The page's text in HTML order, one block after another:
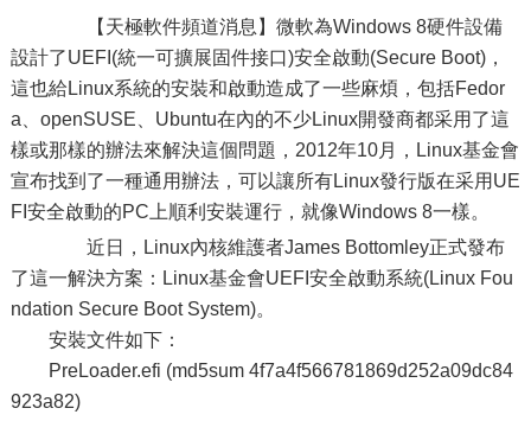
【天極軟件頻道消息】微軟為Windows 8硬件設備
設計了UEFI(統一可擴展固件接口)安全啟動(Secure Boot)，
這也給Linux系統的安裝和啟動造成了一些麻煩，包括Fedor
a、openSUSE、Ubuntu在內的不少Linux開發商都采用了這
樣或那樣的辦法來解決這個問題，2012年10月，Linux基金會
宣布找到了一種通用辦法，可以讓所有Linux發行版在采用UE
FI安全啟動的PC上順利安裝運行，就像Windows 8一樣。
近日，Linux內核維護者James Bottomley正式發布
了這一解決方案：Linux基金會UEFI安全啟動系統(Linux Fou
ndation Secure Boot System)。
安裝文件如下：
PreLoader.efi (md5sum 4f7a4f566781869d252a09dc84
923a82)